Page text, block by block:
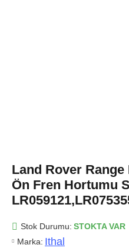
Land Rover
Ön Fren Hortumu
Stok Durumu: STOKTA VAR
Marka: Ithal